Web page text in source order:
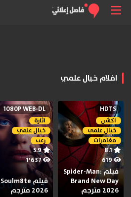
افلام خيال علمي
HDTS
اكشن
خيال علمي
مغامرات
8.1
619
فيلم Spider-Man:
Brand New Day
2026 مترجم
1080P WEB-DL
اثارة
خيال علمي
رعب
5.9
1٬637
فيلم Soulm8te
2026 مترجم